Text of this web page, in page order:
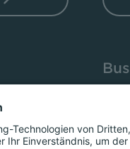
Bus